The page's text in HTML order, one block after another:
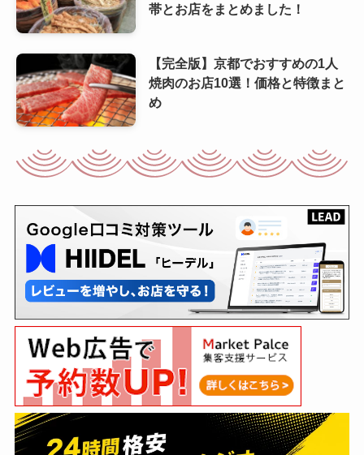
帯とお店をまとめました！
【完全版】京都でおすすめの1人
焼肉のお店10選！価格と特徴まと
め